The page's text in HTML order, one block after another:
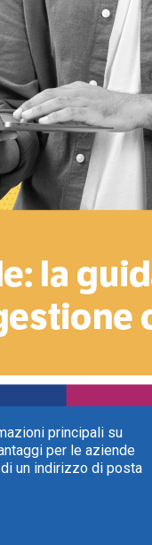
principali su
per le aziende
un indirizzo di posta